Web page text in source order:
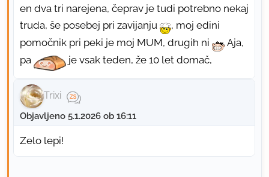
en dva tri narejena, čeprav je tudi potrebno nekaj
truda, še posebej pri zavijanju
, moj edini
pomočnik pri peki je moj MUM, drugih ni
Aja,
pa
je vsak teden, že 10 let domač,
Trixi
Objavljeno 5.1.2026 ob 16:11
Zelo lepi!